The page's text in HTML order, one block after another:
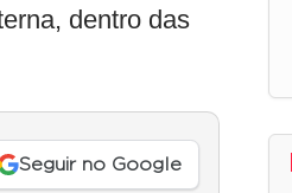
dentro das
Seguir no Google